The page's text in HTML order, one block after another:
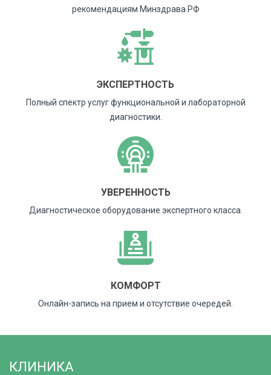
рекомендациям Минздрава РФ
ЭКСПЕРТНОСТЬ
Полный спектр услуг функциональной и лабораторной
диагностики.
УВЕРЕННОСТЬ
Диагностическое оборудование экспертного класса.
КОМФОРТ
Онлайн-запись на прием и отсутствие очередей.
КЛИНИКА